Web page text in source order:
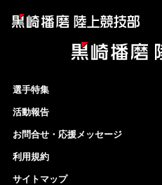
選手特集
活動報告
お問合せ・応援メッセージ
利用規約
サイトマップ